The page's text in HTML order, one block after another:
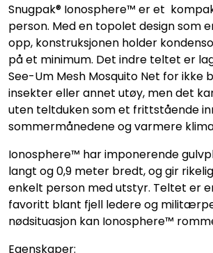
Snugpak® Ionosphere™ er et
person. Med en topolet design som
opp, konstruksjonen holder
på et minimum. Det indre teltet er
See-Um Mesh Mosquito Net for ikke
insekter eller annet utøy, men det
uten teltduken som et frittstående
sommermånedene og varmere
Ionosphere™ har imponerende
langt og 0,9 meter bredt, og gir
enkelt person med utstyr. Teltet er
favoritt blant fjell ledere og
nødsituasjon kan Ionosphere™
Egenskaper: